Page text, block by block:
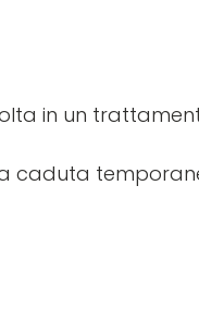
in un
caduta